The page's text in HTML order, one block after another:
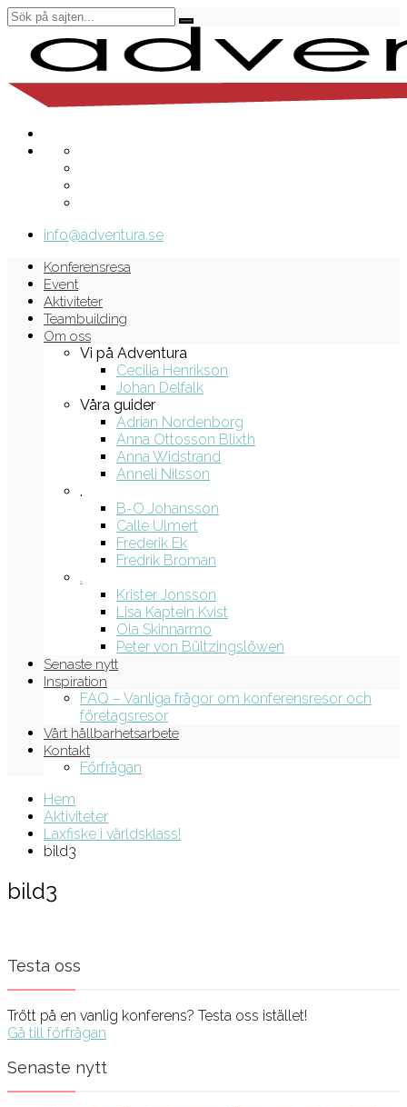
info@adventura.se
Konferensresa
Event
Aktiviteter
Teambuilding
Om oss
Vi på Adventura
Cecilia Henrikson
Johan Delfalk
Våra guider
Adrian Nordenborg
Anna Ottosson Blixth
Anna Widstrand
Anneli Nilsson
.
B-O Johansson
Calle Ulmert
Frederik Ek
Fredrik Broman
.
Krister Jonsson
Lisa Kaptein Kvist
Ola Skinnarmo
Peter von Bültzingslöwen
Senaste nytt
Inspiration
FAQ – Vanliga frågor om konferensresor och
företagsresor
Vårt hållbarhetsarbete
Kontakt
Förfrågan
Hem
Aktiviteter
Laxfiske i världsklass!
bild3
bild3
Testa oss
Trött på en vanlig konferens? Testa oss istället!
Gå till förfrågan
Senaste nytt